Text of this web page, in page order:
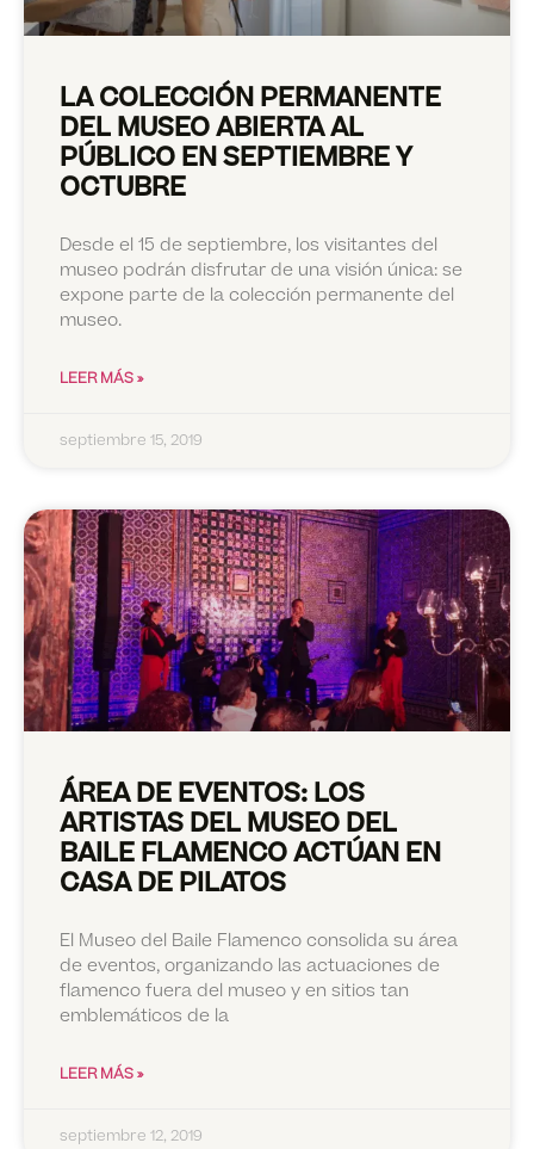
LA COLECCIÓN PERMANENTE
DEL MUSEO ABIERTA AL
PÚBLICO EN SEPTIEMBRE Y
OCTUBRE
Desde el 15 de septiembre, los visitantes del
museo podrán disfrutar de una visión única: se
expone parte de la colección permanente del
museo.
LEER MÁS »
septiembre 15, 2019
ÁREA DE EVENTOS: LOS
ARTISTAS DEL MUSEO DEL
BAILE FLAMENCO ACTÚAN EN
CASA DE PILATOS
El Museo del Baile Flamenco consolida su área
de eventos, organizando las actuaciones de
flamenco fuera del museo y en sitios tan
emblemáticos de la
LEER MÁS »
septiembre 12, 2019